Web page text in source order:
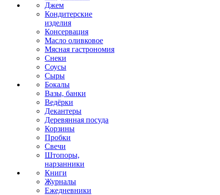
Джем
Кондитерские
изделия
Консервация
Масло оливковое
Мясная гастрономия
Снеки
Соусы
Сыры
Бокалы
Вазы, банки
Ведёрки
Декантеры
Деревянная посуда
Корзины
Пробки
Свечи
Штопоры,
нарзанники
Книги
Журналы
Ежедневники